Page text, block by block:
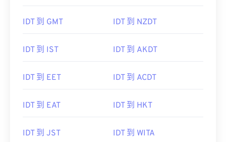
IDT 到 GMT IDT 到 NZDT
IDT 到 IST IDT 到 AKDT
IDT 到 EET IDT 到 ACDT
IDT 到 EAT IDT 到 HKT
IDT 到 JST IDT 到 WITA